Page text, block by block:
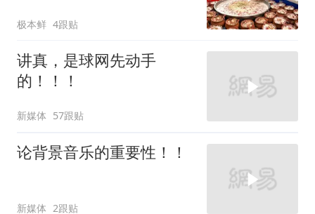
极本鲜 4跟贴
讲真，是球网先动手
的！！！
新媒体 57跟贴
论背景音乐的重要性！！
新媒体 2跟贴